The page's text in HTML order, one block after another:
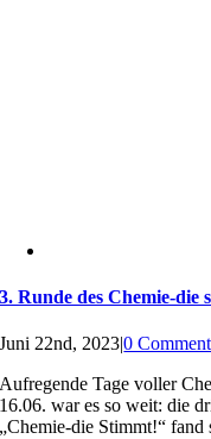
3. Runde des Chemie-die
Juni 22nd, 2023|0
Aufregende Tage voller
16.06. war es so weit: die
„Chemie-die Stimmt!“